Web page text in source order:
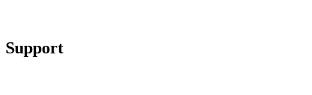
Support